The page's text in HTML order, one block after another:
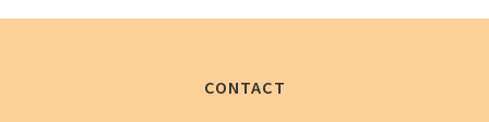
CONTACT